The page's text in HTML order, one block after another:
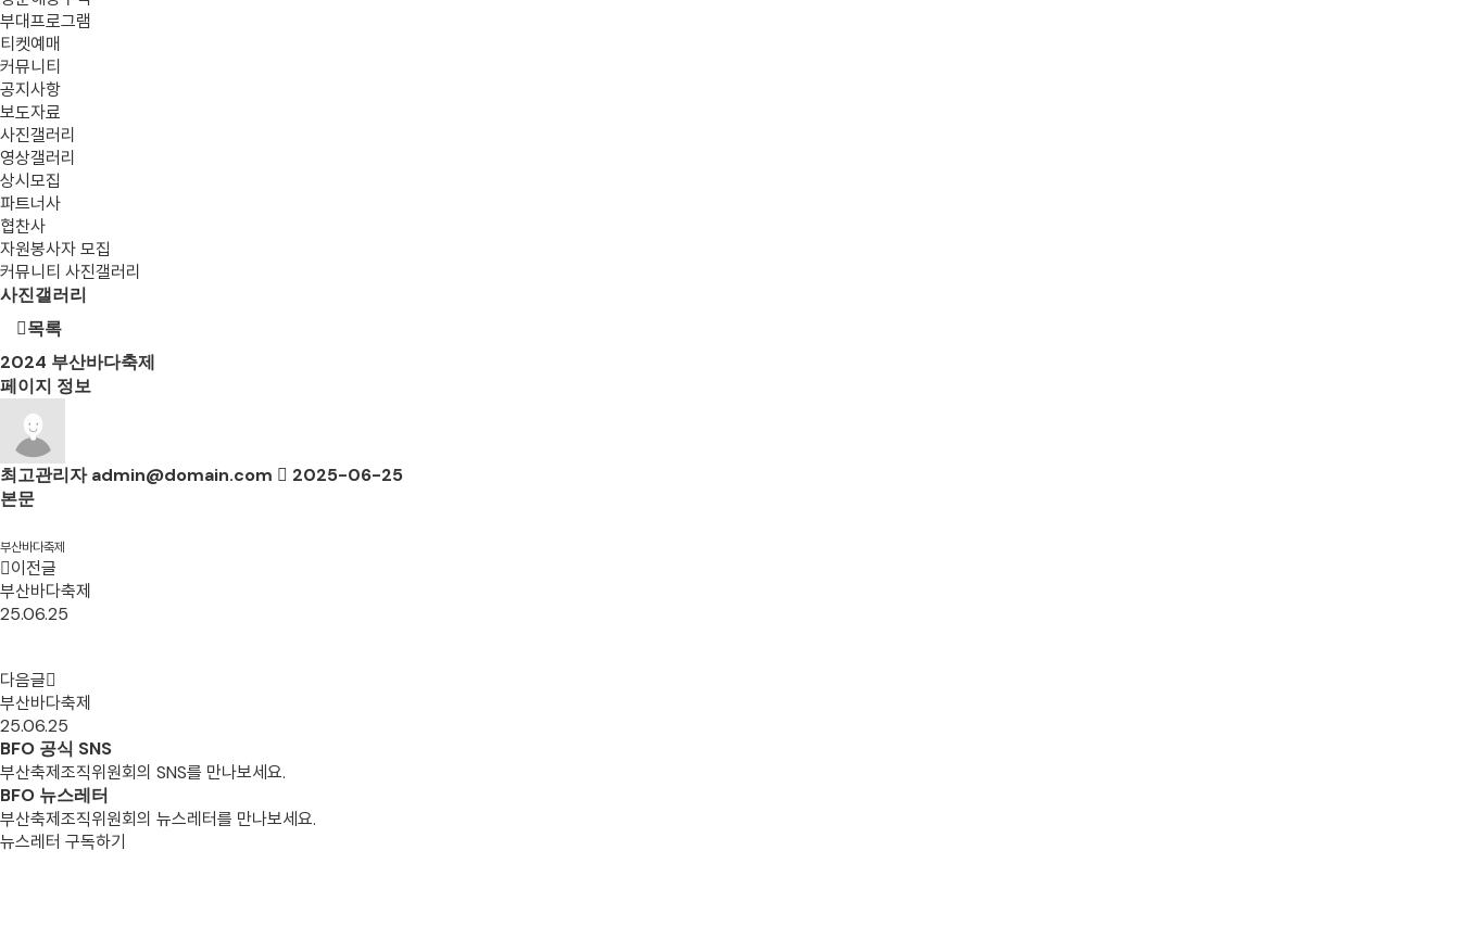
부대프로그램
티켓예매
커뮤니티
공지사항
보도자료
사진갤러리
영상갤러리
상시모집
파트너사
협찬사
자원봉사자 모집
커뮤니티 사진갤러리
사진갤러리
목록
2024 부산바다축제
페이지 정보
최고관리자 admin@domain.com
2025-06-25
본문
부산바다축제
이전글
부산바다축제
25.06.25
다음글
부산바다축제
25.06.25
BFO 공식 SNS
부산축제조직위원회의 SNS를 만나보세요.
BFO 뉴스레터
부산축제조직위원회의 뉴스레터를 만나보세요.
뉴스레터 구독하기